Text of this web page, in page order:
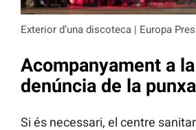
Exterior d’una discoteca | Europa
Acompanyament a
denúncia de la
Si és necessari, el centre